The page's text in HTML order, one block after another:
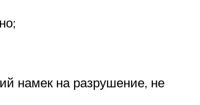
намек на разрушение, не